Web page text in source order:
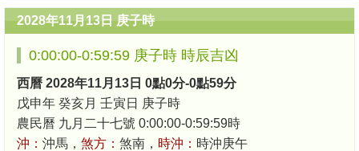
2028年11月13日 庚子時
0:00:00-0:59:59 庚子時 時辰吉凶
西曆 2028年11月13日 0點0分-0點59分
戊申年 癸亥月 壬寅日 庚子時
農民曆 九月二十七號 0:00:00-0:59:59時
沖： 沖馬， 煞方： 煞南， 時沖： 時沖庚午